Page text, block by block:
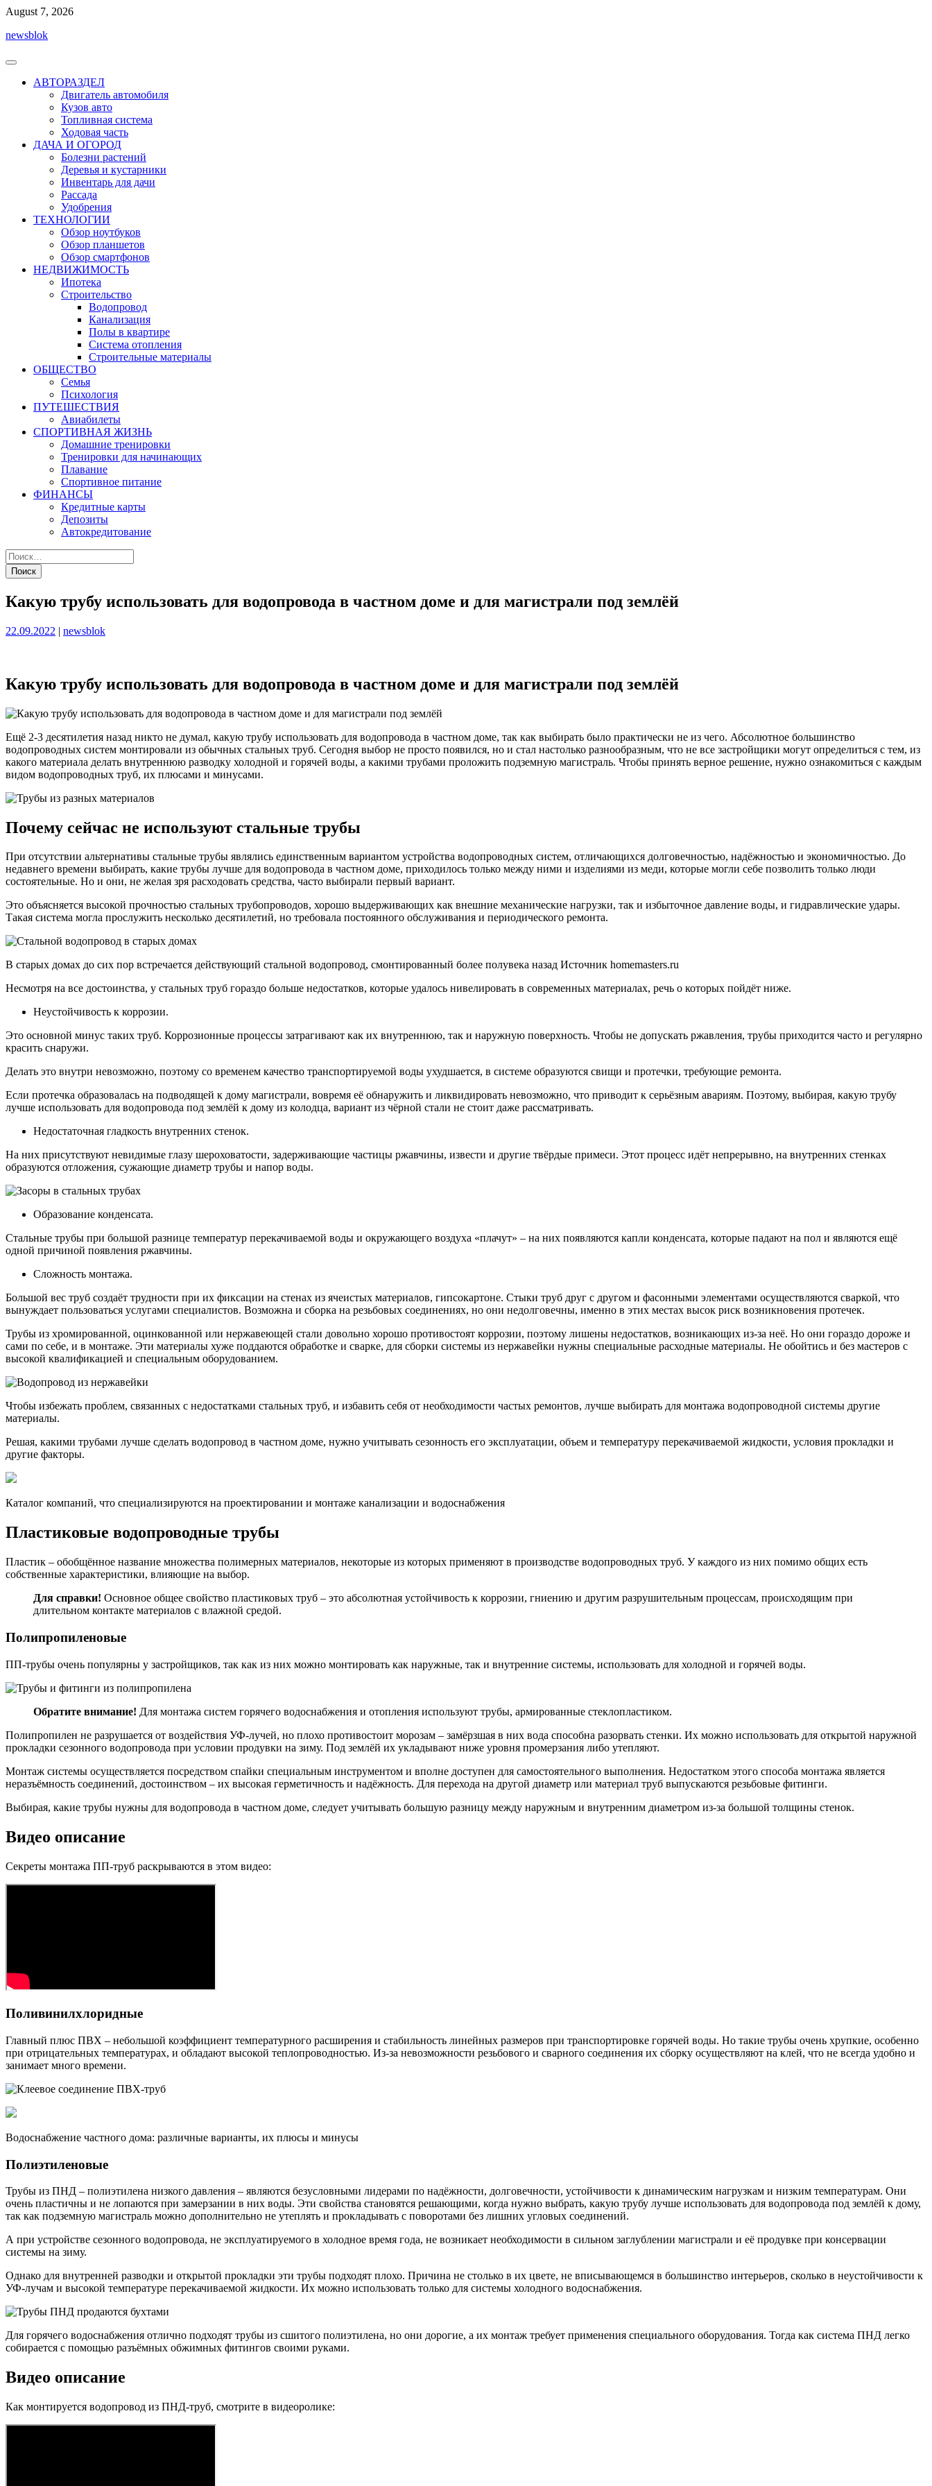
Перейти
содержимому
August 7, 2026
newsblok
АВТОРАЗДЕЛ
Двигатель автомобиля
Кузов авто
Топливная система
Ходовая часть
ДАЧА И ОГОРОД
Болезни растений
Деревья и кустарники
Инвентарь для дачи
Рассада
Удобрения
ТЕХНОЛОГИИ
Обзор ноутбуков
Обзор планшетов
Обзор смартфонов
НЕДВИЖИМОСТЬ
Ипотека
Строительство
Водопровод
Канализация
Полы в квартире
Система отопления
Строительные материалы
ОБЩЕСТВО
Семья
Психология
ПУТЕШЕСТВИЯ
Авиабилеты
СПОРТИВНАЯ ЖИЗНЬ
Домашние тренировки
Тренировки для начинающих
Плавание
Спортивное питание
ФИНАНСЫ
Кредитные карты
Депозиты
Автокредитование
Какую трубу использовать для водопровода в частном доме и для магистрали под землёй
Опубликовано
22.09.2022 | Опубликовано
newsblok
Какую трубу использовать для водопровода в частном доме и для магистрали под землёй
Ещё 2-3 десятилетия назад никто не думал, какую трубу использовать для водопровода в частном доме, так как выбирать было практически не из чего. Абсолютное большинство
водопроводных систем монтировали из обычных стальных труб. Сегодня выбор не просто появился, но и стал настолько разнообразным, что не все застройщики могут определиться с тем, из
какого материала делать внутреннюю разводку холодной и горячей воды, а какими трубами проложить подземную магистраль. Чтобы принять верное решение, нужно ознакомиться с каждым
видом водопроводных труб, их плюсами и минусами.
Почему сейчас не используют стальные трубы
При отсутствии альтернативы стальные трубы являлись единственным вариантом устройства водопроводных систем, отличающихся долговечностью, надёжностью и экономичностью. До
недавнего времени выбирать, какие трубы лучше для водопровода в частном доме, приходилось только между ними и изделиями из меди, которые могли себе позволить только люди
состоятельные. Но и они, не желая зря расходовать средства, часто выбирали первый вариант.
Это объясняется высокой прочностью стальных трубопроводов, хорошо выдерживающих как внешние механические нагрузки, так и избыточное давление воды, и гидравлические удары.
Такая система могла прослужить несколько десятилетий, но требовала постоянного обслуживания и периодического ремонта.
В старых домах до сих пор встречается действующий стальной водопровод, смонтированный более полувека назад Источник homemasters.ru
Несмотря на все достоинства, у стальных труб гораздо больше недостатков, которые удалось нивелировать в современных материалах, речь о которых пойдёт ниже.
Неустойчивость к коррозии.
Это основной минус таких труб. Коррозионные процессы затрагивают как их внутреннюю, так и наружную поверхность. Чтобы не допускать ржавления, трубы приходится часто и регулярно
красить снаружи.
Делать это внутри невозможно, поэтому со временем качество транспортируемой воды ухудшается, в системе образуются свищи и протечки, требующие ремонта.
Если протечка образовалась на подводящей к дому магистрали, вовремя её обнаружить и ликвидировать невозможно, что приводит к серьёзным авариям. Поэтому, выбирая, какую трубу
лучше использовать для водопровода под землёй к дому из колодца, вариант из чёрной стали не стоит даже рассматривать.
Недостаточная гладкость внутренних стенок.
На них присутствуют невидимые глазу шероховатости, задерживающие частицы ржавчины, извести и другие твёрдые примеси. Этот процесс идёт непрерывно, на внутренних стенках
образуются отложения, сужающие диаметр трубы и напор воды.
Образование конденсата.
Стальные трубы при большой разнице температур перекачиваемой воды и окружающего воздуха «плачут» – на них появляются капли конденсата, которые падают на пол и являются ещё
одной причиной появления ржавчины.
Сложность монтажа.
Большой вес труб создаёт трудности при их фиксации на стенах из ячеистых материалов, гипсокартоне. Стыки труб друг с другом и фасонными элементами осуществляются сваркой, что
вынуждает пользоваться услугами специалистов. Возможна и сборка на резьбовых соединениях, но они недолговечны, именно в этих местах высок риск возникновения протечек.
Трубы из хромированной, оцинкованной или нержавеющей стали довольно хорошо противостоят коррозии, поэтому лишены недостатков, возникающих из-за неё. Но они гораздо дороже и
сами по себе, и в монтаже. Эти материалы хуже поддаются обработке и сварке, для сборки системы из нержавейки нужны специальные расходные материалы. Не обойтись и без мастеров с
высокой квалификацией и специальным оборудованием.
Чтобы избежать проблем, связанных с недостатками стальных труб, и избавить себя от необходимости частых ремонтов, лучше выбирать для монтажа водопроводной системы другие
материалы.
Решая, какими трубами лучше сделать водопровод в частном доме, нужно учитывать сезонность его эксплуатации, объем и температуру перекачиваемой жидкости, условия прокладки и
другие факторы.
Каталог компаний, что специализируются на проектировании и монтаже канализации и водоснабжения
Пластиковые водопроводные трубы
Пластик – обобщённое название множества полимерных материалов, некоторые из которых применяют в производстве водопроводных труб. У каждого из них помимо общих есть
собственные характеристики, влияющие на выбор.
Для справки! Основное общее свойство пластиковых труб – это абсолютная устойчивость к коррозии, гниению и другим разрушительным процессам, происходящим при
длительном контакте материалов с влажной средой.
Полипропиленовые
ПП-трубы очень популярны у застройщиков, так как из них можно монтировать как наружные, так и внутренние системы, использовать для холодной и горячей воды.
Обратите внимание! Для монтажа систем горячего водоснабжения и отопления используют трубы, армированные стеклопластиком.
Полипропилен не разрушается от воздействия УФ-лучей, но плохо противостоит морозам – замёрзшая в них вода способна разорвать стенки. Их можно использовать для открытой наружной
прокладки сезонного водопровода при условии продувки на зиму. Под землёй их укладывают ниже уровня промерзания либо утепляют.
Монтаж системы осуществляется посредством спайки специальным инструментом и вполне доступен для самостоятельного выполнения. Недостатком этого способа монтажа является
неразъёмность соединений, достоинством – их высокая герметичность и надёжность. Для перехода на другой диаметр или материал труб выпускаются резьбовые фитинги.
Выбирая, какие трубы нужны для водопровода в частном доме, следует учитывать большую разницу между наружным и внутренним диаметром из-за большой толщины стенок.
Видео описание
Секреты монтажа ПП-труб раскрываются в этом видео:
Поливинилхлоридные
Главный плюс ПВХ – небольшой коэффициент температурного расширения и стабильность линейных размеров при транспортировке горячей воды. Но такие трубы очень хрупкие, особенно
при отрицательных температурах, и обладают высокой теплопроводностью. Из-за невозможности резьбового и сварного соединения их сборку осуществляют на клей, что не всегда удобно и
занимает много времени.
Водоснабжение частного дома: различные варианты, их плюсы и минусы
Полиэтиленовые
Трубы из ПНД – полиэтилена низкого давления – являются безусловными лидерами по надёжности, долговечности, устойчивости к динамическим нагрузкам и низким температурам. Они
очень пластичны и не лопаются при замерзании в них воды. Эти свойства становятся решающими, когда нужно выбрать, какую трубу лучше использовать для водопровода под землёй к дому,
так как подземную магистраль можно дополнительно не утеплять и прокладывать с поворотами без лишних угловых соединений.
А при устройстве сезонного водопровода, не эксплуатируемого в холодное время года, не возникает необходимости в сильном заглублении магистрали и её продувке при консервации
системы на зиму.
Однако для внутренней разводки и открытой прокладки эти трубы подходят плохо. Причина не столько в их цвете, не вписывающемся в большинство интерьеров, сколько в неустойчивости к
УФ-лучам и высокой температуре перекачиваемой жидкости. Их можно использовать только для системы холодного водоснабжения.
Для горячего водоснабжения отлично подходят трубы из сшитого полиэтилена, но они дорогие, а их монтаж требует применения специального оборудования. Тогда как система ПНД легко
собирается с помощью разъёмных обжимных фитингов своими руками.
Видео описание
Как монтируется водопровод из ПНД-труб, смотрите в видеоролике: